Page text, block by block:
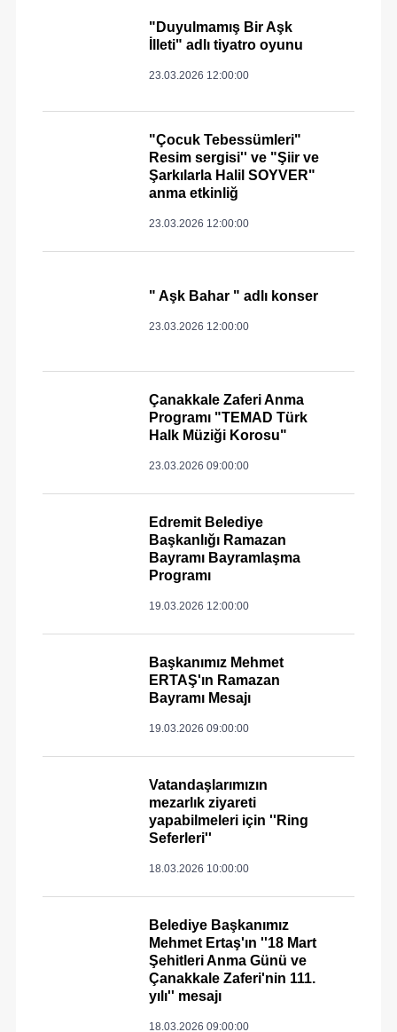
"Duyulmamış Bir Aşk
İlleti" adlı tiyatro oyunu
23.03.2026 12:00:00
"Çocuk Tebessümleri"
Resim sergisi'' ve "Şiir ve
Şarkılarla Halil SOYVER"
anma etkinliğ
23.03.2026 12:00:00
" Aşk Bahar " adlı konser
23.03.2026 12:00:00
Çanakkale Zaferi Anma
Programı "TEMAD Türk
Halk Müziği Korosu"
23.03.2026 09:00:00
Edremit Belediye
Başkanlığı Ramazan
Bayramı Bayramlaşma
Programı
19.03.2026 12:00:00
Başkanımız Mehmet
ERTAŞ'ın Ramazan
Bayramı Mesajı
19.03.2026 09:00:00
Vatandaşlarımızın
mezarlık ziyareti
yapabilmeleri için ''Ring
Seferleri''
18.03.2026 10:00:00
Belediye Başkanımız
Mehmet Ertaş'ın ''18 Mart
Şehitleri Anma Günü ve
Çanakkale Zaferi'nin 111.
yılı'' mesajı
18.03.2026 09:00:00